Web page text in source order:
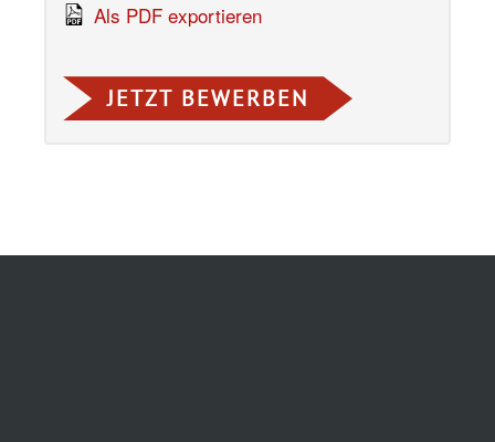
Als PDF exportieren
JETZT BEWERBEN